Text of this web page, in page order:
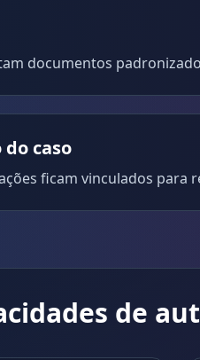
documentos
caso
ficam vinculados para
de